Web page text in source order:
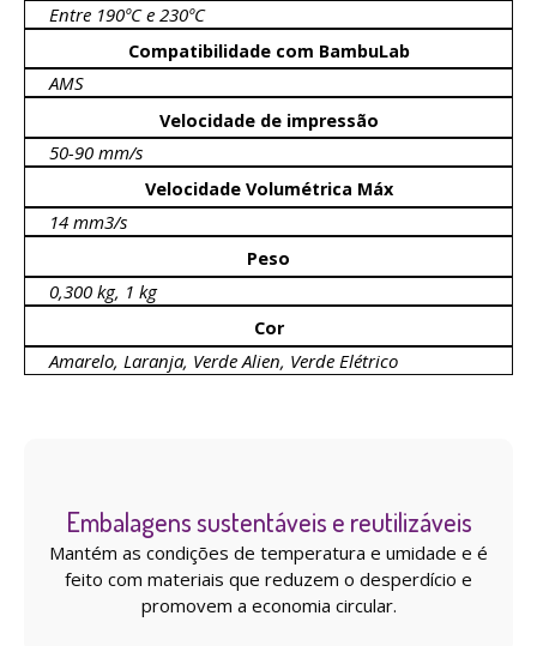
Entre 190ºC e 230ºC
Compatibilidade com BambuLab
AMS
Velocidade de impressão
50-90 mm/s
Velocidade Volumétrica Máx
14 mm3/s
Peso
0,300 kg, 1 kg
Cor
Amarelo, Laranja, Verde Alien, Verde Elétrico
Embalagens sustentáveis ​​e reutilizáveis
Mantém as condições de temperatura e umidade e é
feito com materiais que reduzem o desperdício e
promovem a economia circular.